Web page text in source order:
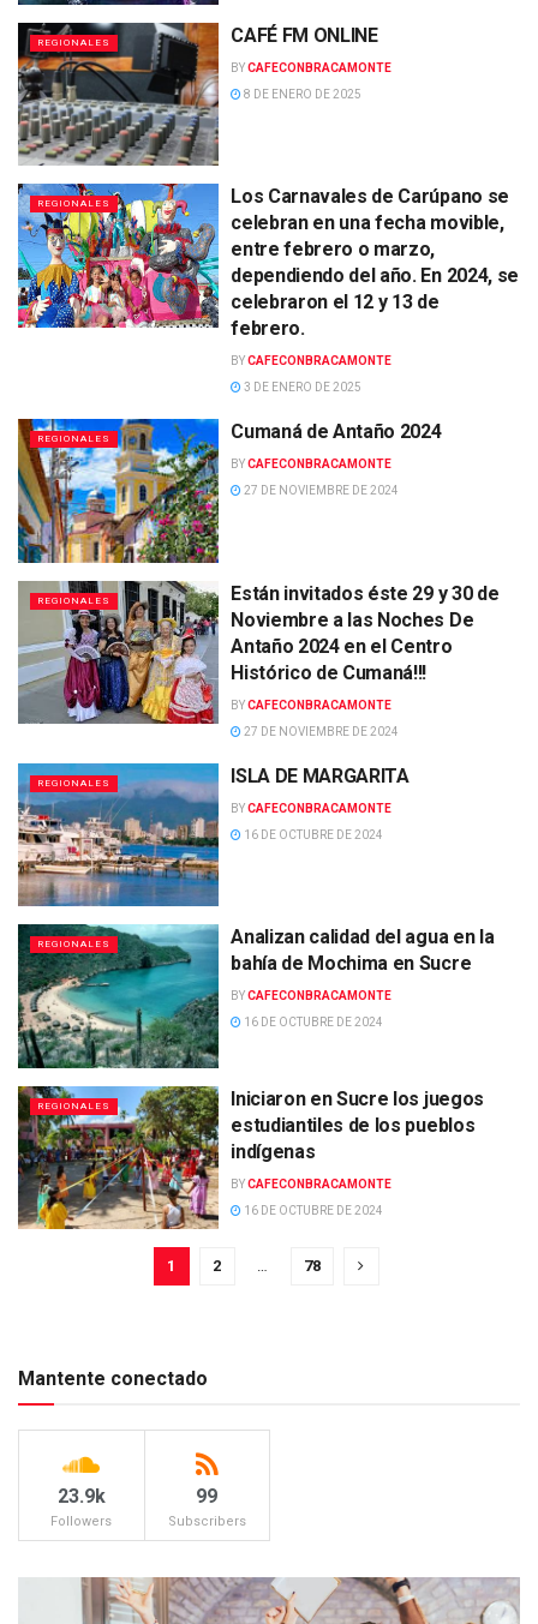
REGIONALES CAFÉ FM ONLINE
BYCAFECONBRACAMONTE
8 DE ENERO DE 2025
REGIONALES
Los Carnavales de Carúpano se
celebran en una fecha movible,
entre febrero o marzo,
dependiendo del año. En 2024, se
celebraron el 12 y 13 de
febrero.
BYCAFECONBRACAMONTE
3 DE ENERO DE 2025
REGIONALES Cumaná de Antaño 2024
BYCAFECONBRACAMONTE
27 DE NOVIEMBRE DE 2024
REGIONALES
Están invitados éste 29 y 30 de
Noviembre a las Noches De
Antaño 2024 en el Centro
Histórico de Cumaná!!!
BYCAFECONBRACAMONTE
27 DE NOVIEMBRE DE 2024
REGIONALES ISLA DE MARGARITA
BYCAFECONBRACAMONTE
16 DE OCTUBRE DE 2024
REGIONALES
Analizan calidad del agua en la
bahía de Mochima en Sucre
BYCAFECONBRACAMONTE
16 DE OCTUBRE DE 2024
REGIONALES
Iniciaron en Sucre los juegos
estudiantiles de los pueblos
indígenas
BYCAFECONBRACAMONTE
16 DE OCTUBRE DE 2024
1 2 … 78
Mantente conectado
23.9k
Followers
99
Subscribers